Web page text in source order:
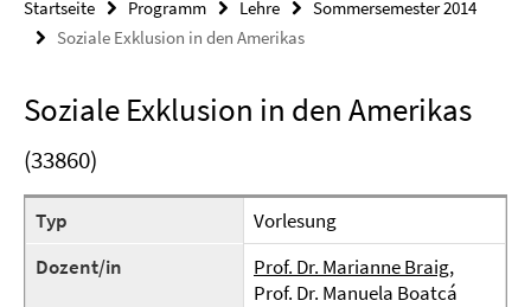
Startseite Programm Lehre
Sommersemester 2014
Soziale Exklusion in den Amerikas
Soziale Exklusion in den Amerikas
(33860)
Typ
Vorlesung
Dozent/in
Prof. Dr. Marianne Braig,
Prof. Dr. Manuela Boatcá